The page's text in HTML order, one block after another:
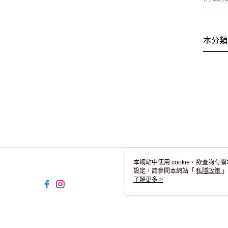
本分
本網站中使用 cookie，欲查詢有
設定，請參閱本網站「 私隱政策
用 cookie。
了解更多 >